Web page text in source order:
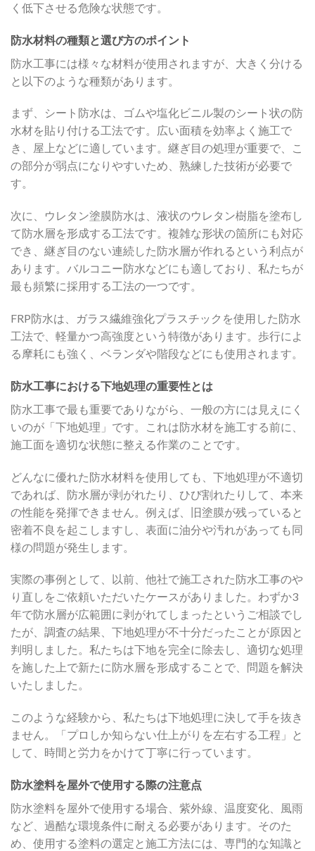
く低下させる危険な状態です。
防水材料の種類と選び方のポイント
防水工事には様々な材料が使用されますが、大きく分ける
と以下のような種類があります。
まず、シート防水は、ゴムや塩化ビニル製のシート状の防
水材を貼り付ける工法です。広い面積を効率よく施工で
き、屋上などに適しています。継ぎ目の処理が重要で、こ
の部分が弱点になりやすいため、熟練した技術が必要で
す。
次に、ウレタン塗膜防水は、液状のウレタン樹脂を塗布し
て防水層を形成する工法です。複雑な形状の箇所にも対応
でき、継ぎ目のない連続した防水層が作れるという利点が
あります。バルコニー防水などにも適しており、私たちが
最も頻繁に採用する工法の一つです。
FRP防水は、ガラス繊維強化プラスチックを使用した防水
工法で、軽量かつ高強度という特徴があります。歩行によ
る摩耗にも強く、ベランダや階段などにも使用されます。
防水工事における下地処理の重要性とは
防水工事で最も重要でありながら、一般の方には見えにく
いのが「下地処理」です。これは防水材を施工する前に、
施工面を適切な状態に整える作業のことです。
どんなに優れた防水材料を使用しても、下地処理が不適切
であれば、防水層が剥がれたり、ひび割れたりして、本来
の性能を発揮できません。例えば、旧塗膜が残っていると
密着不良を起こしますし、表面に油分や汚れがあっても同
様の問題が発生します。
実際の事例として、以前、他社で施工された防水工事のや
り直しをご依頼いただいたケースがありました。わずか3
年で防水層が広範囲に剥がれてしまったというご相談でし
たが、調査の結果、下地処理が不十分だったことが原因と
判明しました。私たちは下地を完全に除去し、適切な処理
を施した上で新たに防水層を形成することで、問題を解決
いたしました。
このような経験から、私たちは下地処理に決して手を抜き
ません。「プロしか知らない仕上がりを左右する工程」と
して、時間と労力をかけて丁寧に行っています。
防水塗料を屋外で使用する際の注意点
防水塗料を屋外で使用する場合、紫外線、温度変化、風雨
など、過酷な環境条件に耐える必要があります。そのた
め、使用する塗料の選定と施工方法には、専門的な知識と